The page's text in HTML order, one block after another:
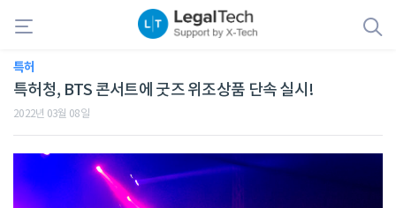
특허청, BTS 콘서트에 굿즈 위조상품 단속 실시!
2022년 03월 08일
특허